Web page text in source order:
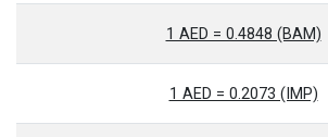
1 AED = 0.4848 (BAM)
1 AED = 0.2073 (IMP)